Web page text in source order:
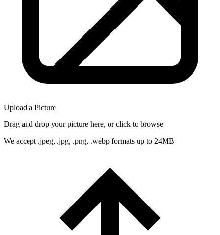
Upload a Picture
Drag and drop your picture here, or click to browse
We accept .jpeg, .jpg, .png, .webp formats up to 24MB